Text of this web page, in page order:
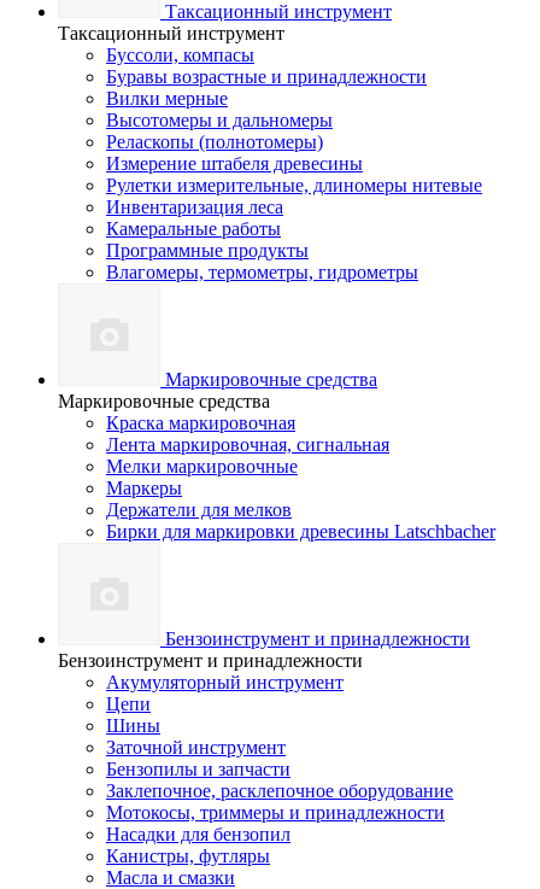
Таксационный инструмент
Таксационный инструмент
Буссоли, компасы
Буравы возрастные и принадлежности
Вилки мерные
Высотомеры и дальномеры
Реласкопы (полнотомеры)
Измерение штабеля древесины
Рулетки измерительные, длиномеры нитевые
Инвентаризация леса
Камеральные работы
Программные продукты
Влагомеры, термометры, гидрометры
Маркировочные средства
Маркировочные средства
Краска маркировочная
Лента маркировочная, сигнальная
Мелки маркировочные
Маркеры
Держатели для мелков
Бирки для маркировки древесины Latschbacher
Бензоинструмент и принадлежности
Бензоинструмент и принадлежности
Акумуляторный инструмент
Цепи
Шины
Заточной инструмент
Бензопилы и запчасти
Заклепочное, расклепочное оборудование
Мотокосы, триммеры и принадлежности
Насадки для бензопил
Канистры, футляры
Масла и смазки